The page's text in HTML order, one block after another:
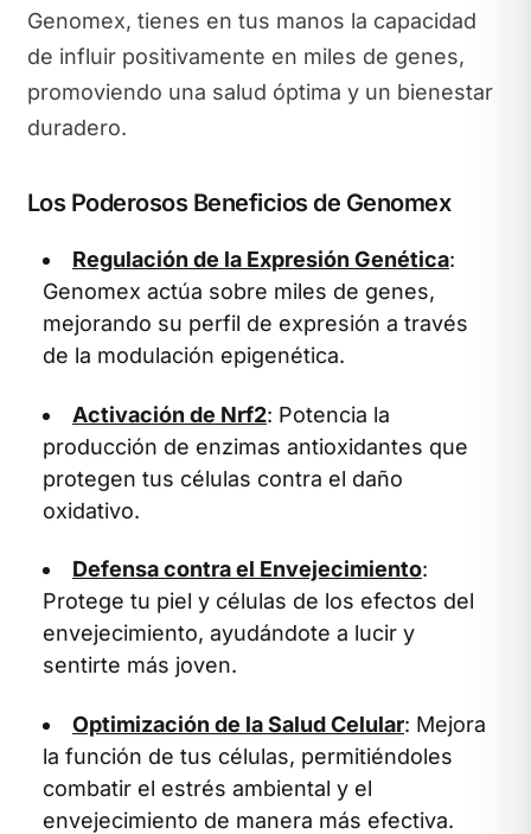
Genomex, tienes en tus manos la capacidad
de influir positivamente en miles de genes,
promoviendo una salud óptima y un bienestar
duradero.
Los Poderosos Beneficios de Genomex
Regulación de la Expresión Genética:
Genomex actúa sobre miles de genes,
mejorando su perfil de expresión a través
de la modulación epigenética.
Activación de Nrf2: Potencia la
producción de enzimas antioxidantes que
protegen tus células contra el daño
oxidativo.
Defensa contra el Envejecimiento:
Protege tu piel y células de los efectos del
envejecimiento, ayudándote a lucir y
sentirte más joven.
Optimización de la Salud Celular: Mejora
la función de tus células, permitiéndoles
combatir el estrés ambiental y el
envejecimiento de manera más efectiva.